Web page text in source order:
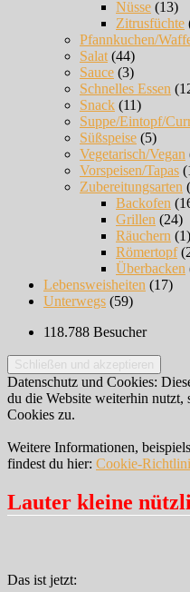
Nüsse (13)
Zitrusfüchte
Pfannkuchen/
Salat (44)
Sauce (3)
Schnelles Essen
Snack (11)
Suppe/Eintopf/
Süßspeise (5)
Vegetarisch/Vegan
Vorspeisen/Tapas
Zubereitungsarten
Backofen
Grillen (24)
Räuchern (1)
Römertopf
Überbacken
Lebensweisheiten (17)
Unterwegs (59)
118.788 Besucher
Datenschutz und Cookies:
du die Website weiterhin nutzt,
Cookies zu.
Weitere Informationen,
findest du hier: Cookie-
Lauter kleine
Das ist jetzt: